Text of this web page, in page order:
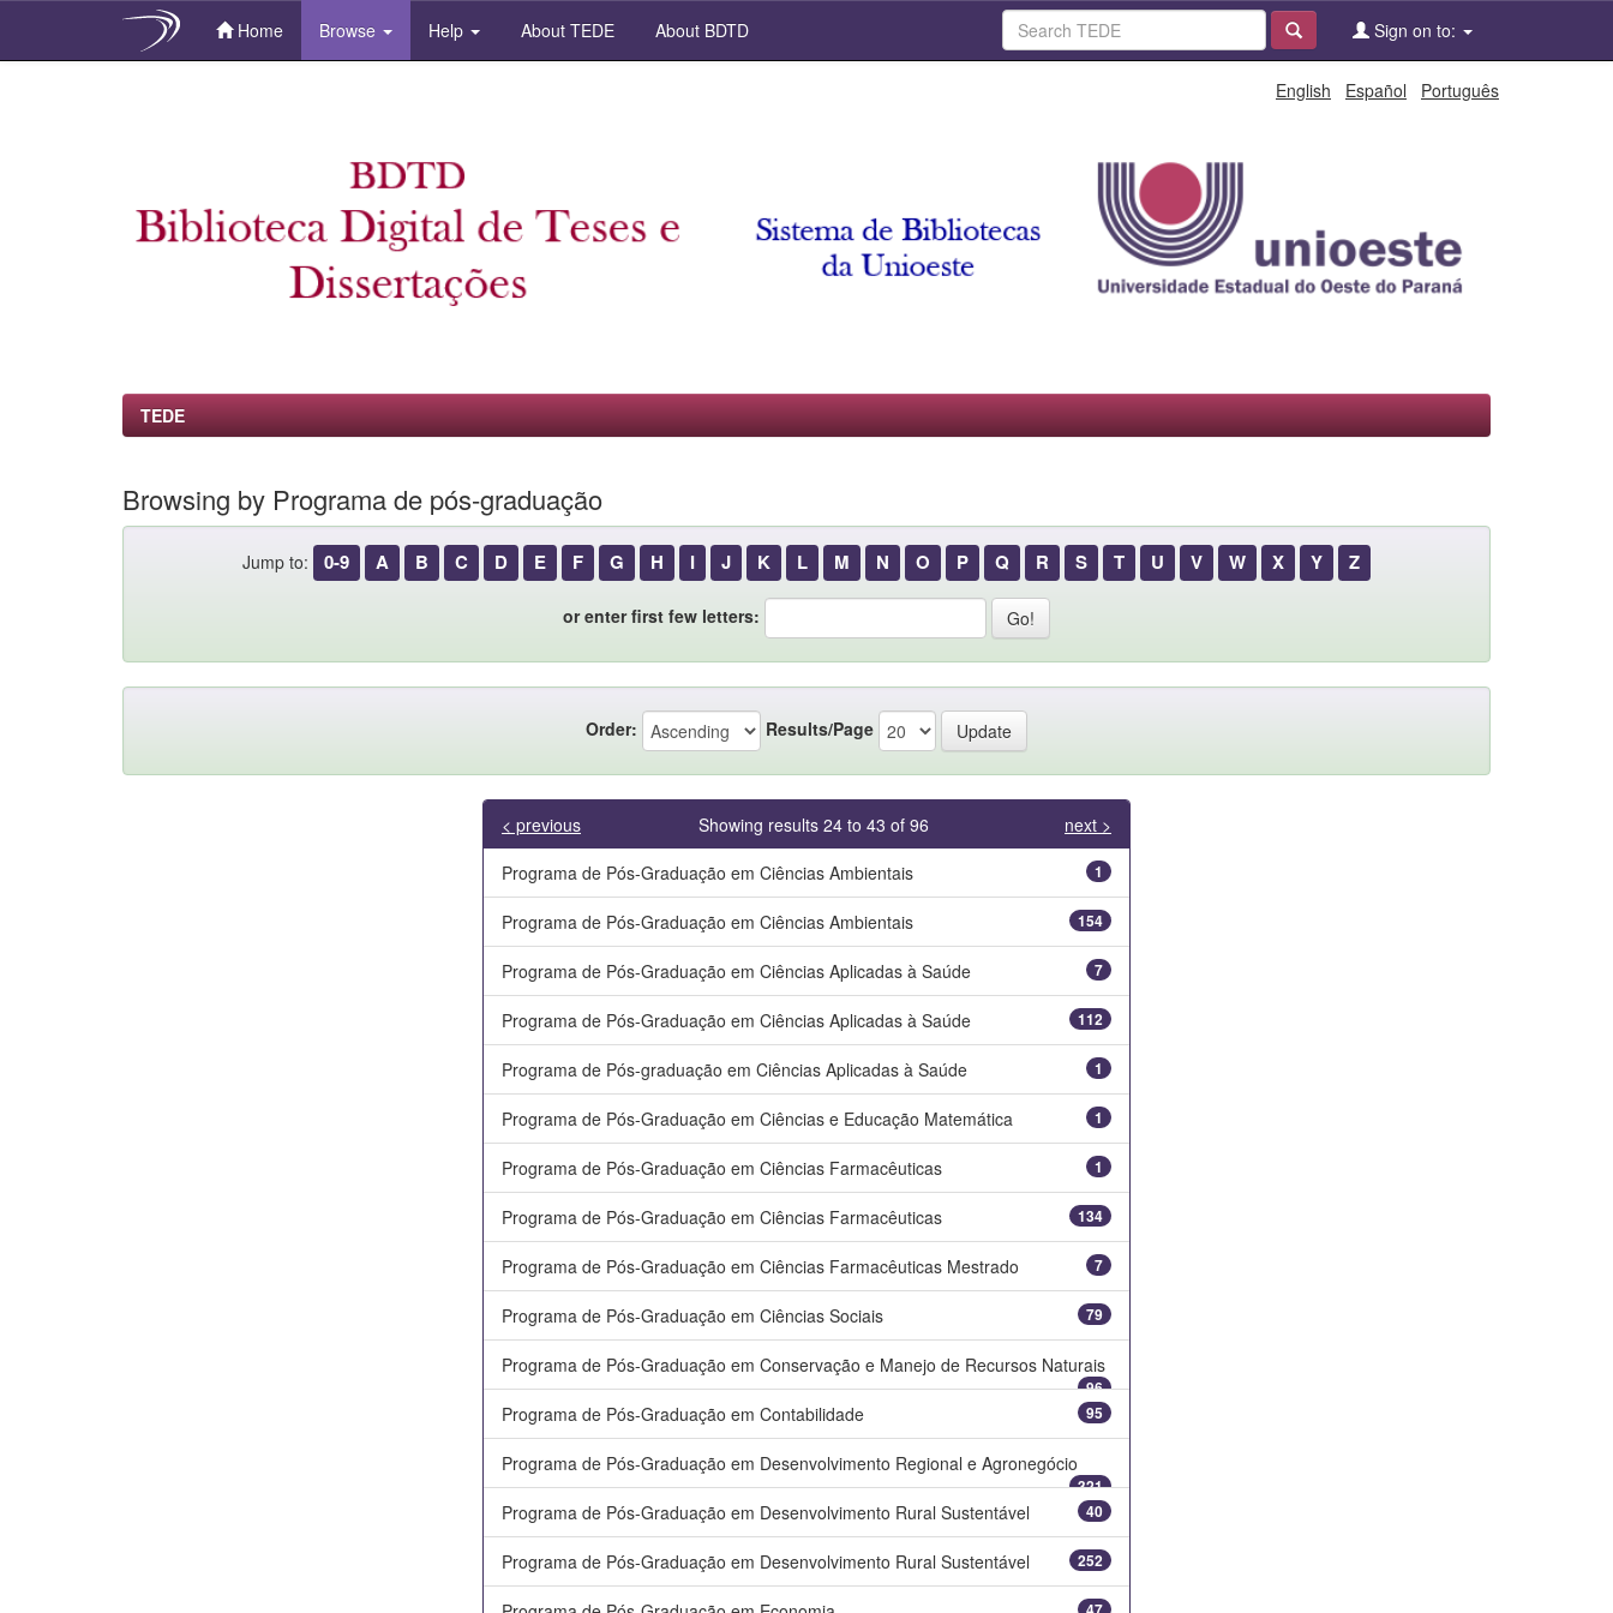
Home Browse Help About TEDE About BDTD Sign on to:
English Español Português
TEDE
Browsing by Programa de pós-graduação
Jump to: 0-9 A B C D E F G H I J K L M N O P Q R S T U V W X Y Z
or enter first few letters:
Order: Results/Page
Showing results 24 to 43 of 96
< previous
next >
Programa de Pós-Graduação em Ciências Ambientais
1
Programa de Pós-Graduação em Ciências Ambientais 154
Programa de Pós-Graduação em Ciências Aplicadas à Saúde 7
Programa de Pós-Graduação em Ciências Aplicadas à Saúde 112
Programa de Pós-graduação em Ciências Aplicadas à Saúde 1
Programa de Pós-Graduação em Ciências e Educação Matemática 1
Programa de Pós-Graduação em Ciências Farmacêuticas 1
Programa de Pós-Graduação em Ciências Farmacêuticas 134
Programa de Pós-Graduação em Ciências Farmacêuticas Mestrado 7
Programa de Pós-Graduação em Ciências Sociais 79
Programa de Pós-Graduação em Conservação e Manejo de Recursos Naturais
96
Programa de Pós-Graduação em Contabilidade 95
Programa de Pós-Graduação em Desenvolvimento Regional e Agronegócio
321
Programa de Pós-Graduação em Desenvolvimento Rural Sustentável 40
Programa de Pós-Graduação em Desenvolvimento Rural Sustentável 252